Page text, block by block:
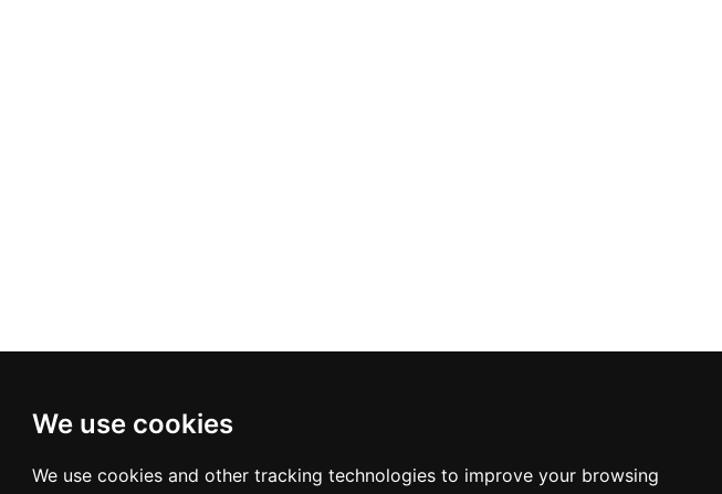
We use cookies
We use cookies and other tracking technologies to improve your browsing